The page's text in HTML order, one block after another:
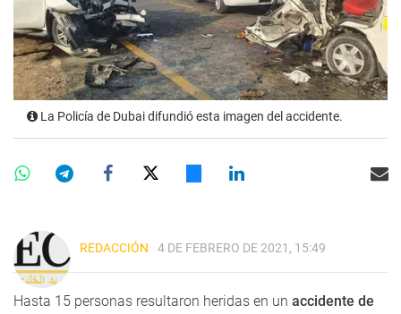
La Policía de Dubai difundió esta imagen del accidente.
REDACCIÓN 4 DE FEBRERO DE 2021, 15:49
Hasta 15 personas resultaron heridas en un accidente de